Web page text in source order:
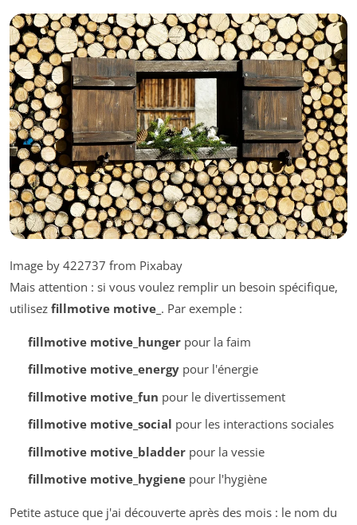
Image by 422737 from Pixabay
Mais attention : si vous voulez remplir un besoin spécifique,
utilisez fillmotive motive_ . Par exemple :
fillmotive motive_hungerpour la faim
fillmotive motive_energypour l'énergie
fillmotive motive_fun pour le divertissement
fillmotive motive_social pour les interactions sociales
fillmotive motive_bladderpour la vessie
fillmotive motive_hygienepour l'hygiène
Petite astuce que j'ai découverte après des mois : le nom du